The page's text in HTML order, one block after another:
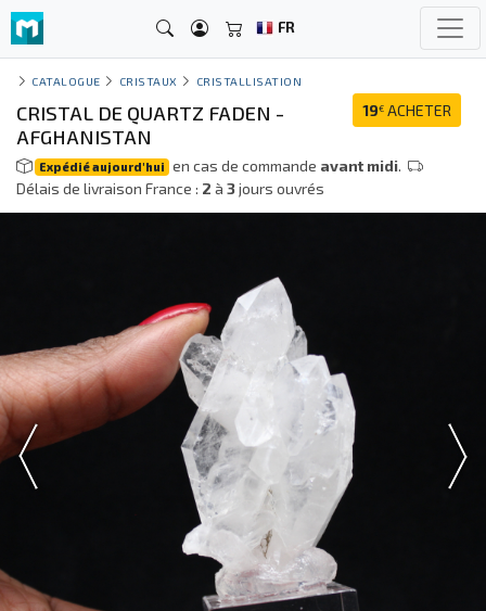
FR
CATALOGUE CRISTAUX CRISTALLISATION
19€ ACHETER
CRISTAL DE QUARTZ FADEN -
AFGHANISTAN
Expédié aujourd'hui en cas de commande avant midi.
Délais de livraison France : 2 à 3jours ouvrés